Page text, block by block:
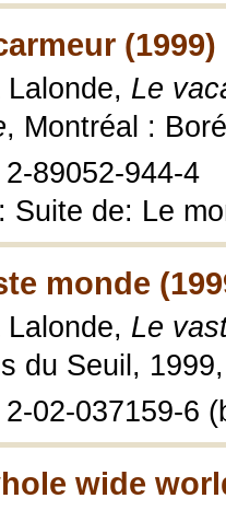
(1999)
Le
, Montréal :
89052-944-4
Suite de: Le
monde
Le
du Seuil,
02-037159-6
wide